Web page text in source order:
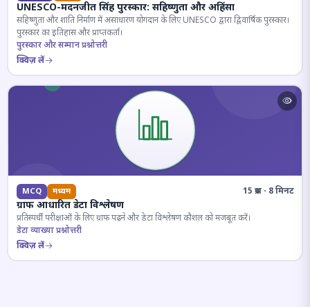
UNESCO-मदनजीत सिंह पुरस्कार: सहिष्णुता और अहिंसा
सहिष्णुता और शांति निर्माण में असाधारण योगदान के लिए UNESCO द्वारा द्विवार्षिक पुरस्कार।
पुरस्कार का इतिहास और प्राप्तकर्ता।
पुरस्कार और सम्मान प्रश्नोत्तरी
क्विज़ लें
MCQ मध्यम 15 प्रश्न · 8 मिनट
ग्राफ आधारित डेटा विश्लेषण
प्रतिस्पर्धी परीक्षाओं के लिए ग्राफ पढ़ने और डेटा विश्लेषण कौशल को मजबूत करें।
डेटा व्याख्या प्रश्नोत्तरी
क्विज़ लें